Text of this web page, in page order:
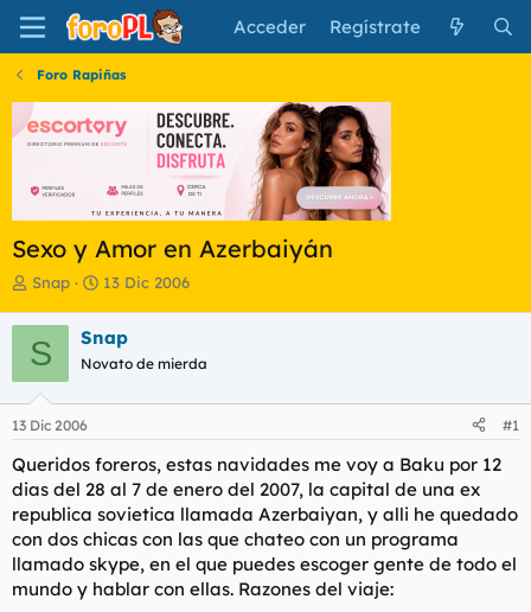
Acceder Regístrate
Foro Rapiñas
Sexo y Amor en Azerbaiyán
I
i
c
i
a
d
o
d
e
l
t
e
a
Snap
F
h
a
e
i
c
i
o
13 Dic 2006
S Snap
Novato de mierda
13 Dic 2006 #1
Queridos foreros, estas navidades me voy a Baku por 12
dias del 28 al 7 de enero del 2007, la capital de una ex
republica sovietica llamada Azerbaiyan, y alli he quedado
con dos chicas con las que chateo con un programa
llamado skype, en el que puedes escoger gente de todo el
mundo y hablar con ellas. Razones del viaje: